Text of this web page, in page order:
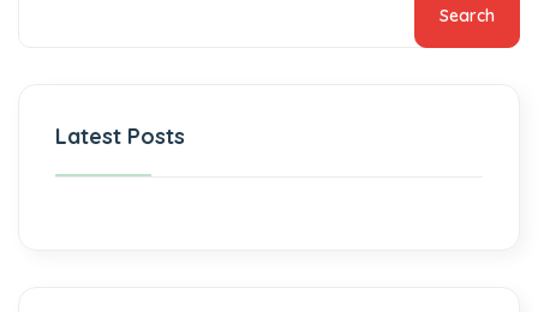
Search
Latest Posts